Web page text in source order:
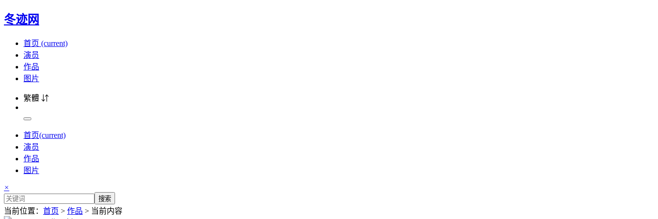
冬迹网
首页 (current)
演员
作品
图片
繁體 ⇵
首页(current)
演员
作品
图片
×
搜索
当前位置： 首页 > 作品 > 当前内容